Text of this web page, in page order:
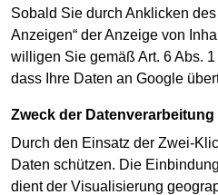
Sobald Sie durch Anklicken
Anzeigen“ der Anzeige von
willigen Sie gemäß Art. 6 Abs.
dass Ihre Daten an Google
Zweck der Datenverarbeitung
Durch den Einsatz der Zwei-
Daten schützen. Die
dient der Visualisierung